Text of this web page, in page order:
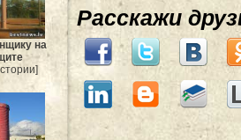
на
Расскажи